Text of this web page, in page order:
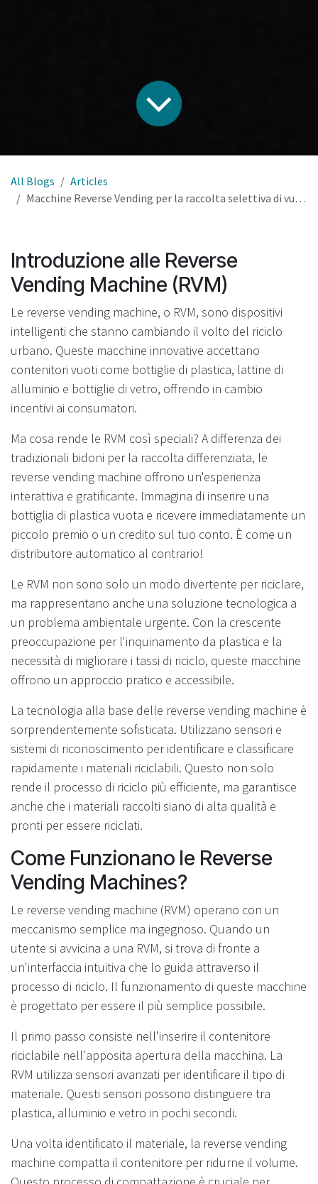
All Blogs
Articles
Macchine Reverse Vending per la raccolta selettiva di vuoti.
Introduzione alle Reverse
Vending Machine (RVM)
Le reverse vending machine, o RVM, sono dispositivi
intelligenti che stanno cambiando il volto del riciclo
urbano. Queste macchine innovative accettano
contenitori vuoti come bottiglie di plastica, lattine di
alluminio e bottiglie di vetro, offrendo in cambio
incentivi ai consumatori.
Ma cosa rende le RVM così speciali? A differenza dei
tradizionali bidoni per la raccolta differenziata, le
reverse vending machine offrono un'esperienza
interattiva e gratificante. Immagina di inserire una
bottiglia di plastica vuota e ricevere immediatamente un
piccolo premio o un credito sul tuo conto. È come un
distributore automatico al contrario!
Le RVM non sono solo un modo divertente per riciclare,
ma rappresentano anche una soluzione tecnologica a
un problema ambientale urgente. Con la crescente
preoccupazione per l'inquinamento da plastica e la
necessità di migliorare i tassi di riciclo, queste macchine
offrono un approccio pratico e accessibile.
La tecnologia alla base delle reverse vending machine è
sorprendentemente sofisticata. Utilizzano sensori e
sistemi di riconoscimento per identificare e classificare
rapidamente i materiali riciclabili. Questo non solo
rende il processo di riciclo più efficiente, ma garantisce
anche che i materiali raccolti siano di alta qualità e
pronti per essere riciclati.
Come Funzionano le Reverse
Vending Machines?
Le reverse vending machine (RVM) operano con un
meccanismo semplice ma ingegnoso. Quando un
utente si avvicina a una RVM, si trova di fronte a
un'interfaccia intuitiva che lo guida attraverso il
processo di riciclo. Il funzionamento di queste macchine
è progettato per essere il più semplice possibile.
Il primo passo consiste nell'inserire il contenitore
riciclabile nell'apposita apertura della macchina. La
RVM utilizza sensori avanzati per identificare il tipo di
materiale. Questi sensori possono distinguere tra
plastica, alluminio e vetro in pochi secondi.
Una volta identificato il materiale, la reverse vending
machine compatta il contenitore per ridurne il volume.